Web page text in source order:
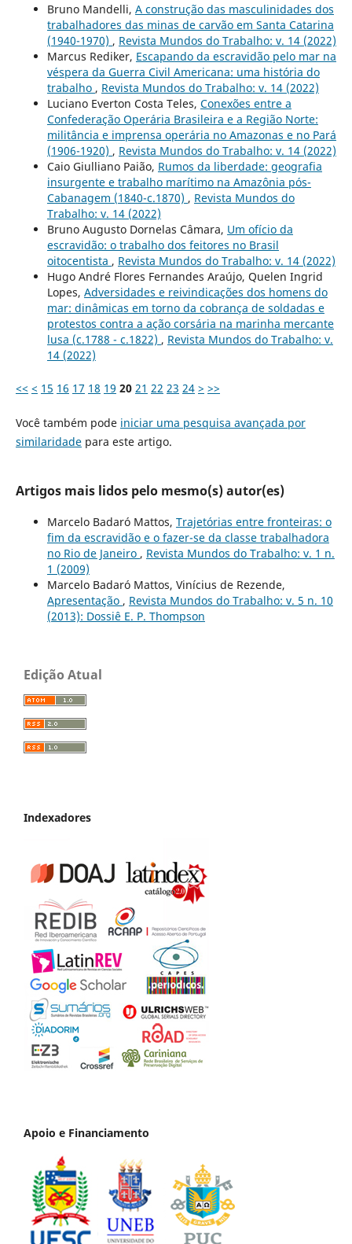
Bruno Mandelli, A construção das masculinidades dos
trabalhadores das minas de carvão em Santa Catarina
(1940-1970) , Revista Mundos do Trabalho: v. 14 (2022)
Marcus Rediker, Escapando da escravidão pelo mar na
véspera da Guerra Civil Americana: uma história do
trabalho , Revista Mundos do Trabalho: v. 14 (2022)
Luciano Everton Costa Teles, Conexões entre a
Confederação Operária Brasileira e a Região Norte:
militância e imprensa operária no Amazonas e no Pará
(1906-1920) , Revista Mundos do Trabalho: v. 14 (2022)
Caio Giulliano Paião, Rumos da liberdade: geografia
insurgente e trabalho marítimo na Amazônia pós-
Cabanagem (1840-c.1870) , Revista Mundos do
Trabalho: v. 14 (2022)
Bruno Augusto Dornelas Câmara, Um ofício da
escravidão: o trabalho dos feitores no Brasil
oitocentista , Revista Mundos do Trabalho: v. 14 (2022)
Hugo André Flores Fernandes Araújo, Quelen Ingrid
Lopes, Adversidades e reivindicações dos homens do
mar: dinâmicas em torno da cobrança de soldadas e
protestos contra a ação corsária na marinha mercante
lusa (c.1788 - c.1822) , Revista Mundos do Trabalho: v.
14 (2022)
<< < 15 16 17 18 19 20 21 22 23 24 > >>
Você também pode iniciar uma pesquisa avançada por
similaridadepara este artigo.
Artigos mais lidos pelo mesmo(s) autor(es)
Marcelo Badaró Mattos, Trajetórias entre fronteiras: o
fim da escravidão e o fazer-se da classe trabalhadora
no Rio de Janeiro , Revista Mundos do Trabalho: v. 1 n.
1 (2009)
Marcelo Badaró Mattos, Vinícius de Rezende,
Apresentação , Revista Mundos do Trabalho: v. 5 n. 10
(2013): Dossiê E. P. Thompson
Edição Atual
Indexadores
Apoio e Financiamento